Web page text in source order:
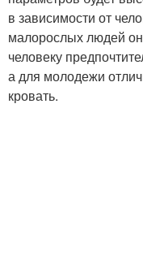
в зависимости от
малорослых людей
человеку
а для молодежи
кровать.